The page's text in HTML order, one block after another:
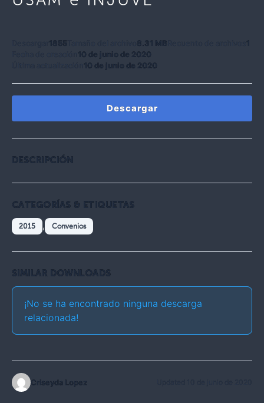
1855 8.31 MB
1
10 de junio de 2020
10 de junio de 2020
Descargar
DESCRIPCIÓN
CATEGORÍAS & ETIQUETAS
2015 , Convenios
SIMILAR DOWNLOADS
¡No se ha encontrado ninguna descarga
relacionada!
Criseyda Lopez